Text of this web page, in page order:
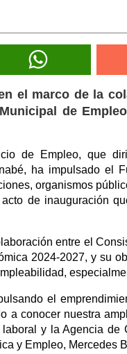
el marco de la
de
de Empleo, que
ha impulsado el
organismos
de inauguración
entre el
2024-2027, y su
el
a conocer nuestra
y la Agencia
y Empleo, Mercedes